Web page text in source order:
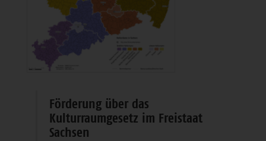
Förderung über das
Kulturraumgesetz im Freistaat
Sachsen